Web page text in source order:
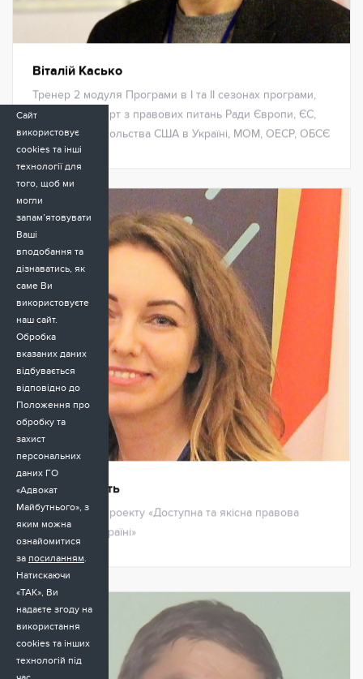
Віталій Касько
Тренер 2 модуля Програми в І та ІІ сезонах програми,
адвокат, експерт з правових питань Ради Європи, ЄС,
УНЗ ООН, Посольства США в Україні, МОМ, ОЕСР, ОБСЄ
Оксана Кікоть
Менеджерка проекту «Доступна та якісна правова
допомога в Україні»
Сайт
використовує
cookies та інші
технології для
того, щоб ми
могли
запам’ятовувати
Ваші
вподобання та
дізнаватись, як
саме Ви
використовуєте
наш сайт.
Обробка
вказаних даних
відбувається
відповідно до
Положення про
обробку та
захист
персональних
даних ГО
«Адвокат
Майбутнього», з
яким можна
ознайомитися
за посиланням.
Натискаючи
«ТАК», Ви
надаєте згоду на
використання
cookies та інших
технологій під